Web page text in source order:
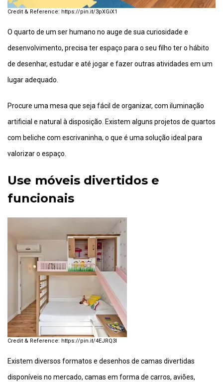
https://pin.it/3pXGiX1
O quarto de um ser humano no auge de sua curiosidade e
desenvolvimento, precisa ter espaço para o seu filho ter o hábito
de desenhar, estudar e até jogar e fazer outras atividades em um
lugar adequado.
Procure uma mesa que seja fácil de organizar, com iluminação
artificial e natural à disposição. Existem alguns projetos de quartos
com beliche com escrivaninha, o que é uma solução ideal para
valorizar o espaço.
Use móveis divertidos e
funcionais
https://pin.it/4EJRQ3I
Existem diversos formatos e desenhos de camas divertidas
disponíveis no mercado, camas em forma de carros, aviões,